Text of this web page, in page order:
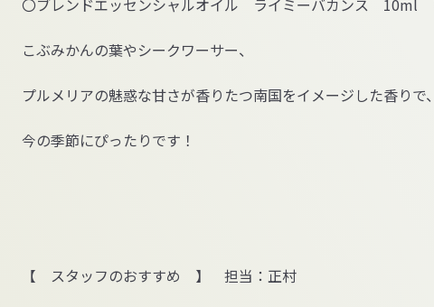
こぶみかんの葉やシークワーサー、
プルメリアの魅惑な甘さが香りたつ南国をイメージした香りで、
今の季節にぴったりです！
【 スタッフのおすすめ 】 担当：正村